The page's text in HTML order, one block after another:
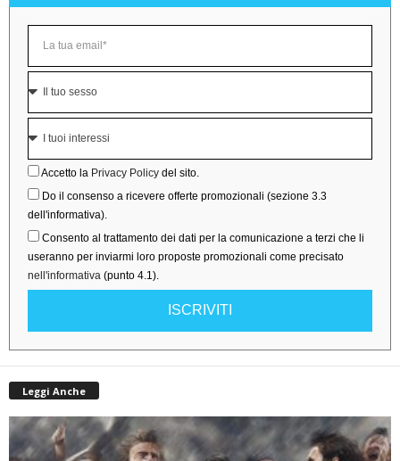
Accetto la Privacy Policy del sito.
Do il consenso a ricevere offerte promozionali (sezione 3.3
dell'informativa).
Consento al trattamento dei dati per la comunicazione a terzi che li
useranno per inviarmi loro proposte promozionali come precisato
nell'informativa (punto 4.1).
ISCRIVITI
Leggi Anche